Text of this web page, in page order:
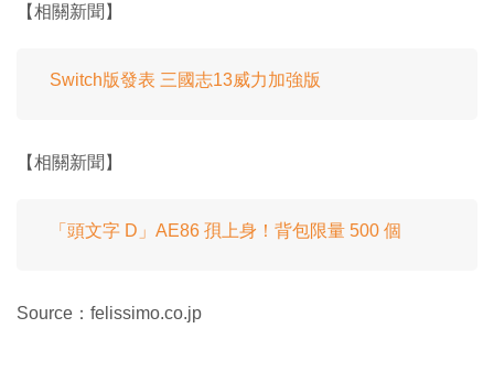
【相關新聞】
Switch版發表 三國志13威力加強版
【相關新聞】
「頭文字 D」AE86 孭上身！背包限量 500 個
Source：felissimo.co.jp